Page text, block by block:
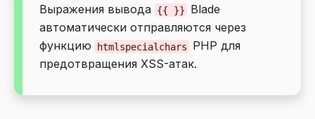
Выражения вывода {{ }}
Blade
автоматически отправляются через
функцию
htmlspecialchars
PHP для
предотвращения XSS-атак.